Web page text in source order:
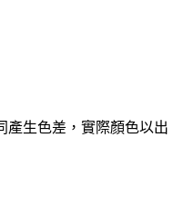
產生色差，實際顏色以出